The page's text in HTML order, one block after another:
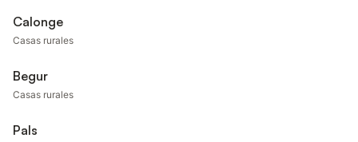
Calonge
Casas rurales
Begur
Casas rurales
Pals